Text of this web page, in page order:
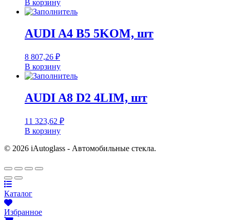
В корзину
AUDI A4 B5 5KOM, шт
8 807,26 ₽
В корзину
AUDI A8 D2 4LIM, шт
11 323,62 ₽
В корзину
© 2026 iAutoglass - Автомобильные стекла.
Каталог
Избранное